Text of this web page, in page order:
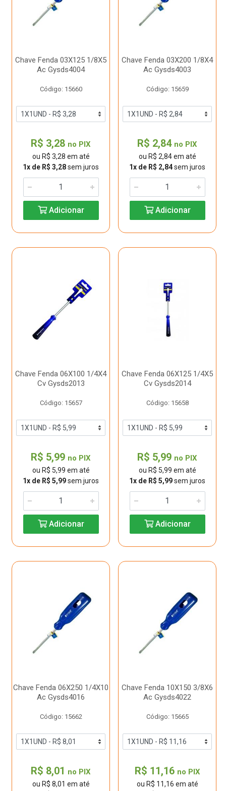
Chave Fenda 03X125 1/8X5
Ac Gysds4004
Código: 15660
R$ 3,28 no PIX
ou R$ 3,28 em até
1x de R$ 3,28sem juros
Adicionar
Chave Fenda 03X200 1/8X4
Ac Gysds4003
Código: 15659
R$ 2,84 no PIX
ou R$ 2,84 em até
1x de R$ 2,84sem juros
Adicionar
Chave Fenda 06X100 1/4X4
Cv Gysds2013
Código: 15657
R$ 5,99 no PIX
ou R$ 5,99 em até
1x de R$ 5,99sem juros
Adicionar
Chave Fenda 06X125 1/4X5
Cv Gysds2014
Código: 15658
R$ 5,99 no PIX
ou R$ 5,99 em até
1x de R$ 5,99sem juros
Adicionar
Chave Fenda 06X250 1/4X10
Ac Gysds4016
Código: 15662
R$ 8,01 no PIX
ou R$ 8,01 em até
Chave Fenda 10X150 3/8X6
Ac Gysds4022
Código: 15665
R$ 11,16 no PIX
ou R$ 11,16 em até